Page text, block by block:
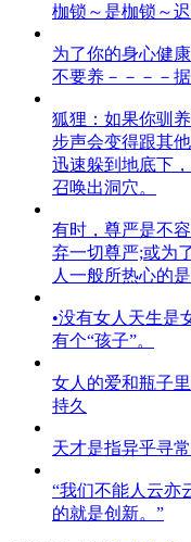
枷锁～是枷锁～
为了你的身心健
不要养－－－－
狐狸：如果你驯
步声会变得跟其
迅速躲到地底下
召唤出洞穴。
有时，尊严是不
弃一切尊严;或为
人一般所热心的
•没有女人天生是
有个“孩子”。
女人的爱和瓶子
持久
天才是指异乎寻
“我们不能人云亦
的就是创新。”